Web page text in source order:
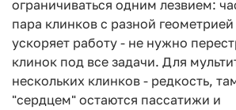
ограничиваться одним лезвием:
пара клинков с разной
ускоряет работу - не нужно
клинок под все задачи. Для
нескольких клинков - редкость,
"сердцем" остаются пассатижи и